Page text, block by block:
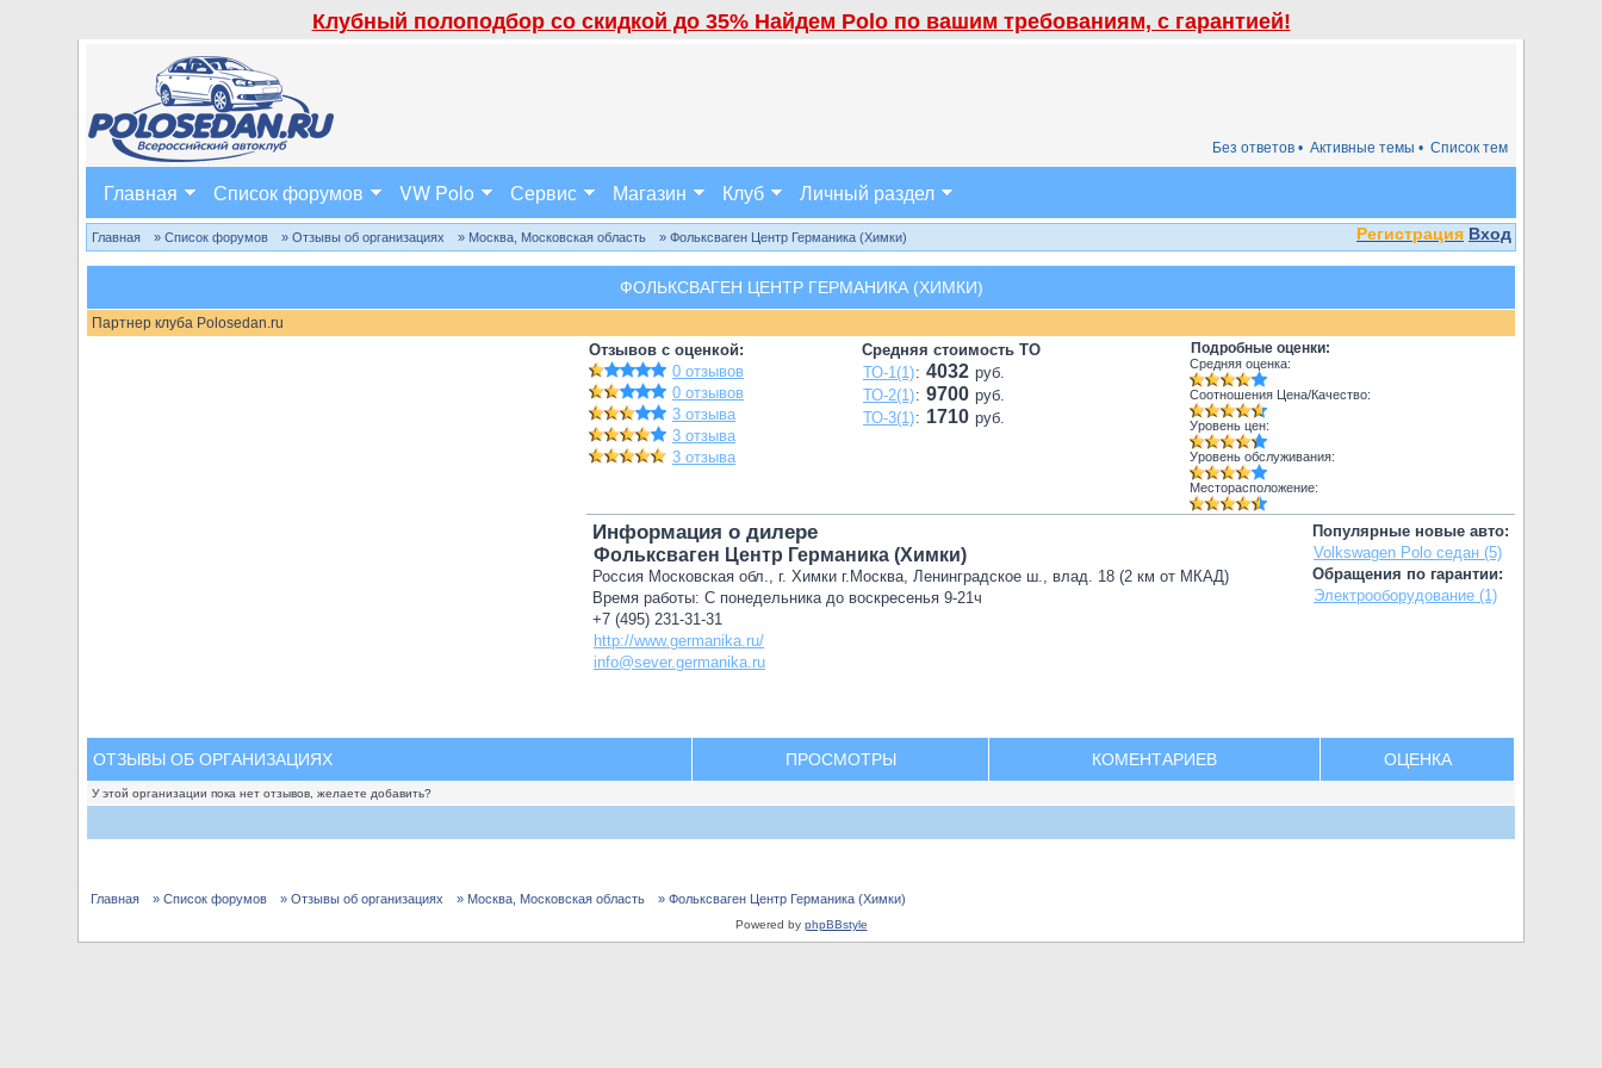
Клубный полоподбор со скидкой до 35% Найдем Polo по вашим требованиям, с гарантией!
Список тем
Активные темы •
Без ответов •
Главная Список форумов VW Polo Сервис Магазин Клуб Личный раздел
Регистрация Вход
Главная » Список форумов » Отзывы об организациях » Москва, Московская область » Фольксваген Центр Германика (Химки)
ФОЛЬКСВАГЕН ЦЕНТР ГЕРМАНИКА (ХИМКИ)
Партнер клуба Polosedan.ru
Отзывов с оценкой:
0 отзывов
0 отзывов
3 отзыва
3 отзыва
3 отзыва
Средняя стоимость ТО
ТО-1(1): 4032 руб.
ТО-2(1): 9700 руб.
ТО-3(1): 1710 руб.
Подробные оценки:
Средняя оценка:
Соотношения Цена/Качество:
Уровень цен:
Уровень обслуживания:
Месторасположение:
Популярные новые авто:
Volkswagen Polo седан (5)
Обращения по гарантии:
Электрооборудование (1)
Информация о дилере
Фольксваген Центр Германика (Химки)
Россия Московская обл., г. Химки г.Москва, Ленинградское ш., влад. 18 (2 км от МКАД)
Время работы: С понедельника до воскресенья 9-21ч
+7 (495) 231-31-31
http://www.germanika.ru/
info@sever.germanika.ru
ОТЗЫВЫ ОБ ОРГАНИЗАЦИЯХ ПРОСМОТРЫ КОМЕНТАРИЕВ ОЦЕНКА
У этой организации пока нет отзывов, желаете добавить?
Главная » Список форумов » Отзывы об организациях » Москва, Московская область » Фольксваген Центр Германика (Химки)
Powered by phpBBstyle